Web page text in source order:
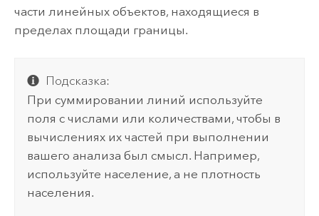
части линейных объектов, находящиеся в
пределах площади границы.
Подсказка:
При суммировании линий используйте
поля с числами или количествами, чтобы в
вычислениях их частей при выполнении
вашего анализа был смысл. Например,
используйте население, а не плотность
населения.